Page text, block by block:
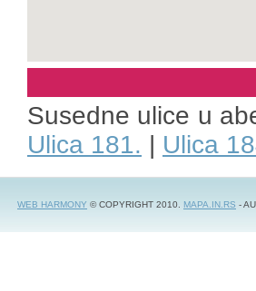
Susedne ulice u
Ulica 181. | Ulica
WEB HARMONY © COPYRIGHT 2010. MAPA.IN.RS -